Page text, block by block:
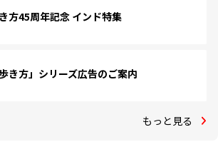
方45周年記念 インド特集
歩き方」シリーズ広告のご案内
もっと見る